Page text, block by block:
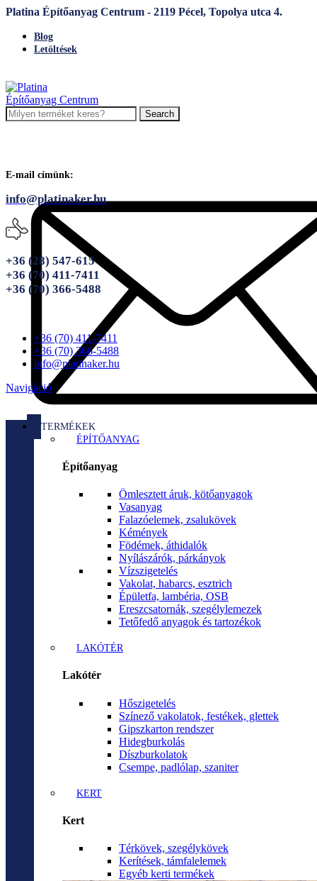
Platina Építőanyag Centrum - 2119 Pécel, Topolya utca 4.
Blog
Letöltések
Search
E-mail címünk:
info@platinaker.hu
+36 (28) 547-615
+36 (70) 411-7411
+36 (70) 366-5488
+36 (70) 411-7411
+36 (70) 366-5488
info@platinaker.hu
Navigáció
TERMÉKEK
ÉPÍTŐANYAG
Építőanyag
Ömlesztett áruk, kötőanyagok
Vasanyag
Falazóelemek, zsalukövek
Kémények
Födémek, áthidalók
Nyílászárók, párkányok
Vízszigetelés
Vakolat, habarcs, esztrich
Épületfa, lambéria, OSB
Ereszcsatornák, szegélylemezek
Tetőfedő anyagok és tartozékok
LAKÓTÉR
Lakótér
Hőszigetelés
Színező vakolatok, festékek, glettek
Gipszkarton rendszer
Hidegburkolás
Díszburkolatok
Csempe, padlólap, szaniter
KERT
Kert
Térkövek, szegélykövek
Kerítések, támfalelemek
Egyéb kerti termékek